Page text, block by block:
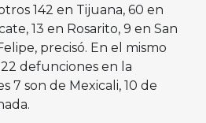
142 en Tijuana, 60 en
13 en Rosarito, 9 en San
precisó. En el mismo
defunciones en la
7 son de Mexicali, 10 de